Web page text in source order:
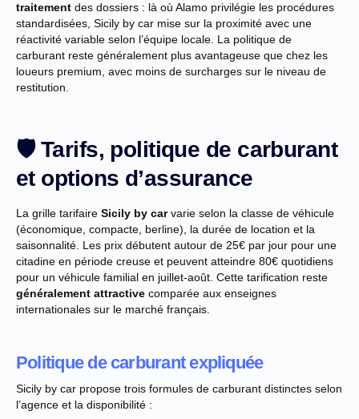
traitement des dossiers : là où Alamo privilégie les procédures
standardisées, Sicily by car mise sur la proximité avec une
réactivité variable selon l’équipe locale. La politique de
carburant reste généralement plus avantageuse que chez les
loueurs premium, avec moins de surcharges sur le niveau de
restitution.
🛡️ Tarifs, politique de carburant
et options d’assurance
La grille tarifaire Sicily by carvarie selon la classe de véhicule
(économique, compacte, berline), la durée de location et la
saisonnalité. Les prix débutent autour de 25€ par jour pour une
citadine en période creuse et peuvent atteindre 80€ quotidiens
pour un véhicule familial en juillet-août. Cette tarification reste
généralement attractive comparée aux enseignes
internationales sur le marché français.
Politique de carburant expliquée
Sicily by car propose trois formules de carburant distinctes selon
l’agence et la disponibilité :